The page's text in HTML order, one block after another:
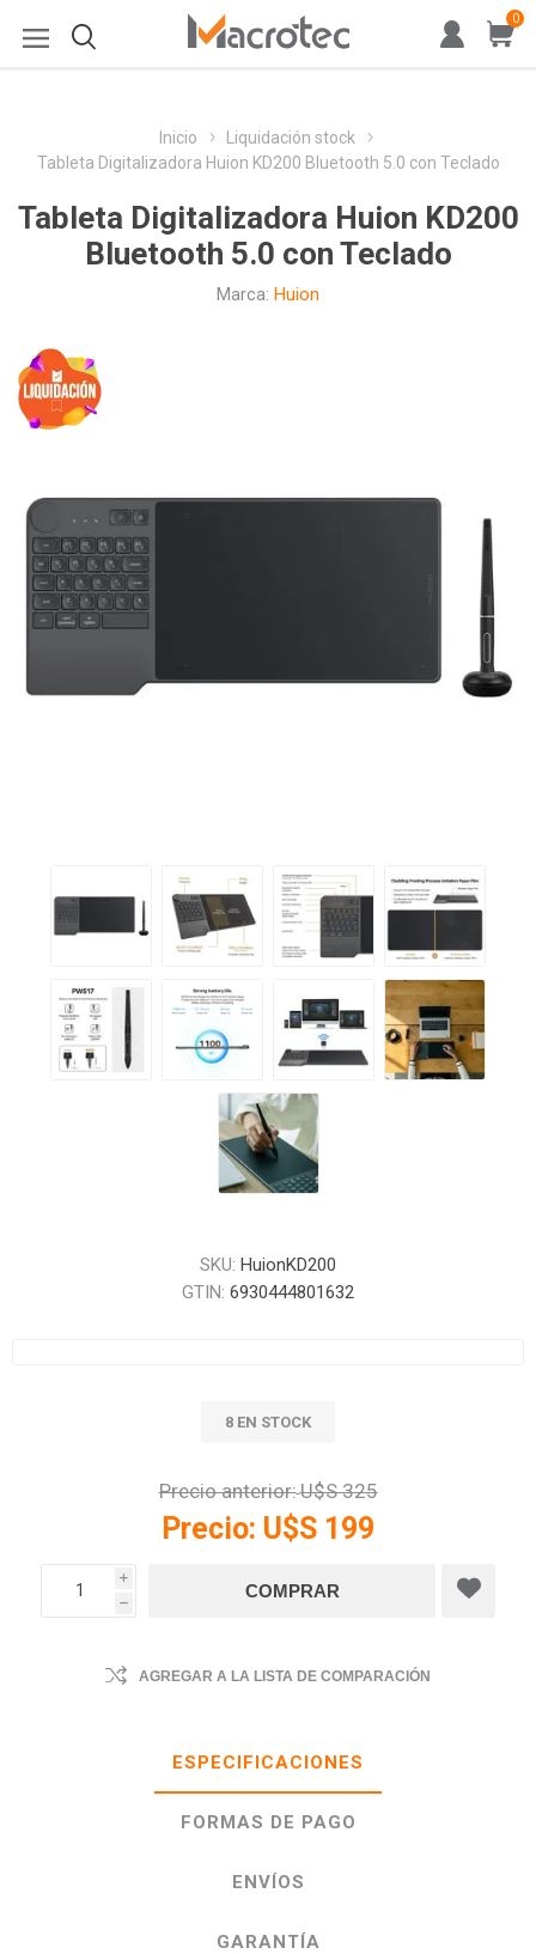
0
Inicio
Liquidación stock
Tableta Digitalizadora Huion KD200 Bluetooth 5.0 con Teclado
Tableta Digitalizadora Huion KD200
Bluetooth 5.0 con Teclado
Marca: Huion
SKU: HuionKD200
GTIN: 6930444801632
8 EN STOCK
Precio anterior:U$S 325
Precio: U$S 199
i
h
AGREGAR A LA LISTA DE COMPARACIÓN
ESPECIFICACIONES
FORMAS DE PAGO
ENVÍOS
GARANTÍA